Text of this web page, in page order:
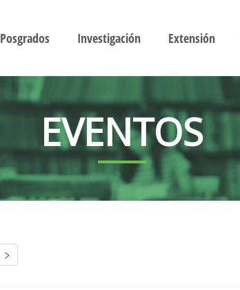
Posgrados Investigación Extensión
EVENTOS